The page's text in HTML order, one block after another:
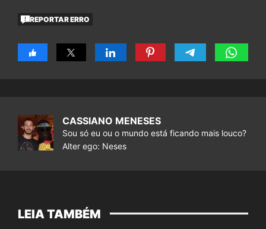
REPORTAR ERRO
CASSIANO MENESES
Sou só eu ou o mundo está ficando mais louco?
Alter ego: Neses
LEIA TAMBÉM